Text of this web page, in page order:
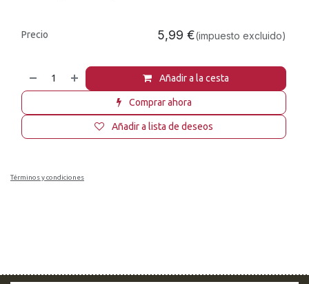
Añadir a la cesta
Comprar ahora
Añadir a lista de deseos
Precio 5,99 €(impuesto excluido)
Términos y condiciones